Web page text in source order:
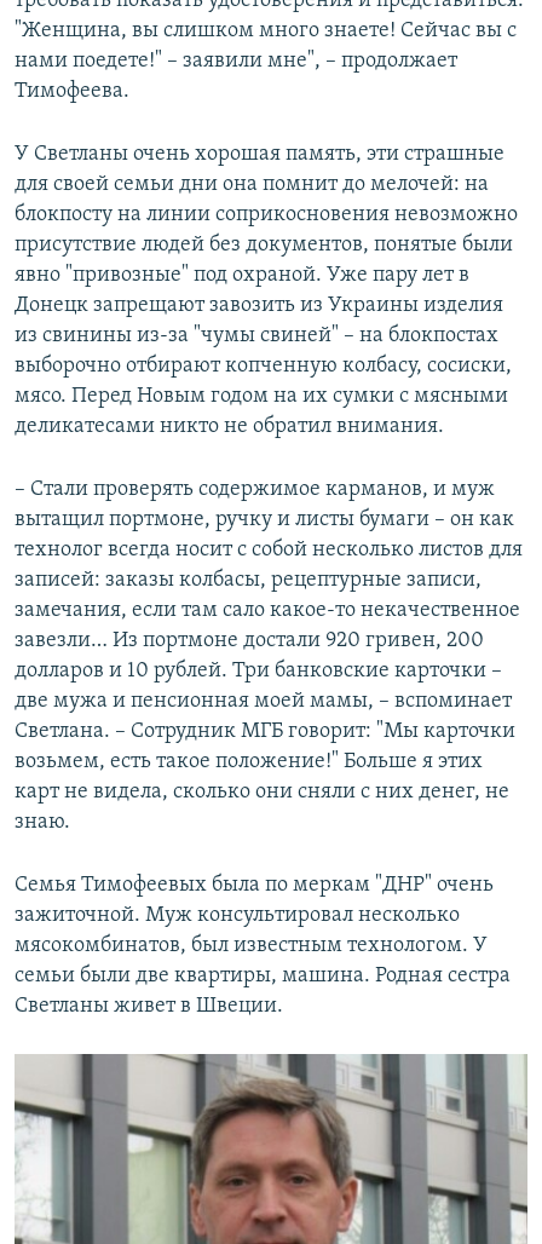
"Женщина, вы слишком много знаете! Сейчас вы с
нами поедете!" – заявили мне", – продолжает
Тимофеева.
У Светланы очень хорошая память, эти страшные
для своей семьи дни она помнит до мелочей: на
блокпосту на линии соприкосновения невозможно
присутствие людей без документов, понятые были
явно "привозные" под охраной. Уже пару лет в
Донецк запрещают завозить из Украины изделия
из свинины из-за "чумы свиней" – на блокпостах
выборочно отбирают копченную колбасу, сосиски,
мясо. Перед Новым годом на их сумки с мясными
деликатесами никто не обратил внимания.
– Стали проверять содержимое карманов, и муж
вытащил портмоне, ручку и листы бумаги – он как
технолог всегда носит с собой несколько листов для
записей: заказы колбасы, рецептурные записи,
замечания, если там сало какое-то некачественное
завезли… Из портмоне достали 920 гривен, 200
долларов и 10 рублей. Три банковские карточки –
две мужа и пенсионная моей мамы, – вспоминает
Светлана. – Сотрудник МГБ говорит: "Мы карточки
возьмем, есть такое положение!" Больше я этих
карт не видела, сколько они сняли с них денег, не
знаю.
Семья Тимофеевых была по меркам "ДНР" очень
зажиточной. Муж консультировал несколько
мясокомбинатов, был известным технологом. У
семьи были две квартиры, машина. Родная сестра
Светланы живет в Швеции.